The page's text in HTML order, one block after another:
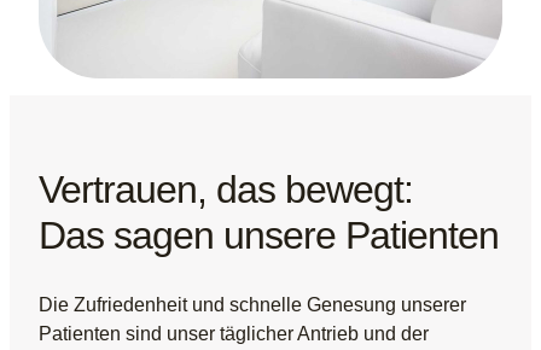
Vertrauen, das bewegt:
Das sagen unsere Patienten
Die Zufriedenheit und schnelle Genesung unserer
Patienten sind unser täglicher Antrieb und der